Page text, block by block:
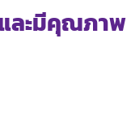
ละมีคุณภาพ